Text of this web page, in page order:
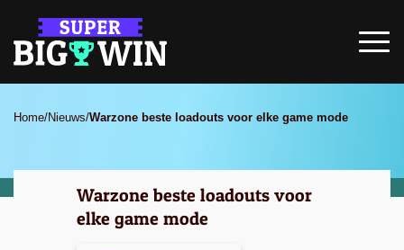
Home/Nieuws/Warzone beste loadouts voor elke game mode
Warzone beste loadouts voor
elke game mode